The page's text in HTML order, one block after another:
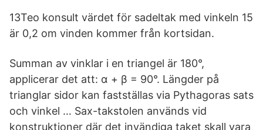
13Teo konsult värdet för sadeltak med vinkeln 15
är 0,2 om vinden kommer från kortsidan.
Summan av vinklar i en triangel är 180°,
applicerar det att: α + β = 90°. Längder på
trianglar sidor kan fastställas via Pythagoras sats
och vinkel … Sax-takstolen används vid
konstruktioner där det invändiga taket skall vara